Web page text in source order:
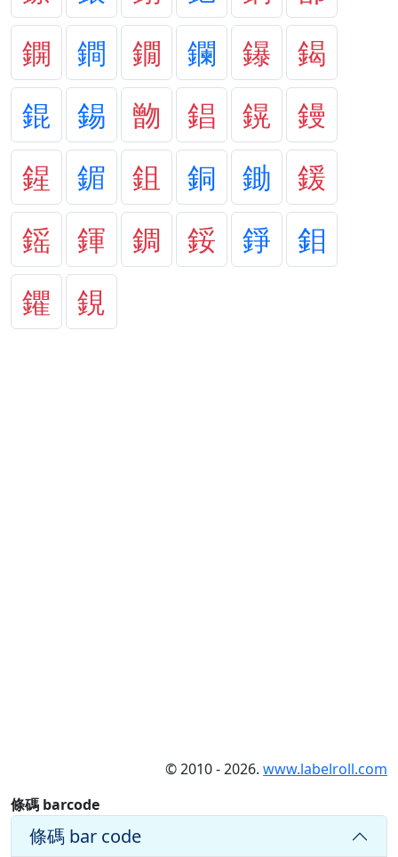
鐦
鐧 鐗 鑭 鑤
鍻
錕
錫 朆 錩 鎤
鏝
鍟
鎇 鉏 銅 鋤
鍰
鎐
鍕 錭 鋖 錚
鉬
鑺
鋧
© 2010 - 2026. www.labelroll.com
條碼 barcode
條碼 bar code